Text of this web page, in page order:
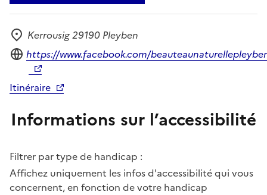
Adresse
Kerrousig 29190 Pleyben
Site internet
https://www.facebook.com/
Itinéraire
Informations sur l’accessibilité
Filtrer par type de handicap :
Affichez uniquement les infos d'accessibilité qui vous
concernent, en fonction de votre handicap